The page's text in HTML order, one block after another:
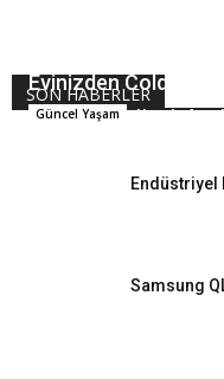
SON HABERLER
Evinizden Coldplay
Güncel Yaşam Hande
Endüstriyel
Samsung